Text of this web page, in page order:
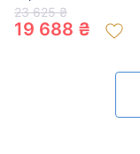
кольору з
цирконом 01-
200552439
23 625 ₴
19 688 ₴